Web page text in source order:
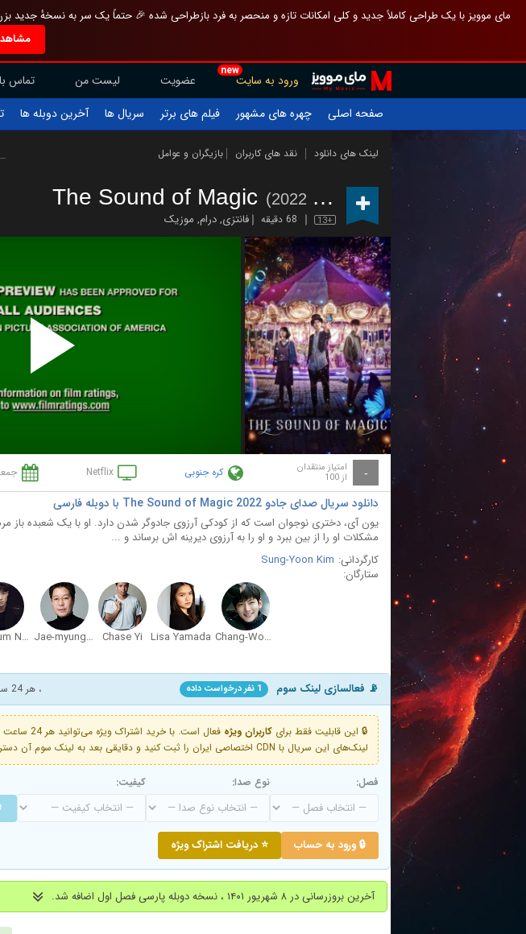
مای موویز با یک طراحی کاملاً جدید و کلی امکانات تازه و منحصر به فرد بازطراحی شده 🎉 حتماً یک سر به نسخهٔ
new
ورود به سایت عضویت لیست من
تماس
صفحه اصلی
چهره های مشهور فیلم های برتر سریال ها آخرین دوبله ها
لینک های دانلود نقد های کاربران بازیگران و عوامل
The Sound of Magic (2022 – )
13+ 68 دقیقه فانتزی,درام, موزیک
Play
Video
- امتیاز منتقدان
از 100 کره جنوبی Netflix
دانلود سریال صدای جادو The Sound of Magic 2022 با دوبله فارسی
یون آی، دختری نوجوان است که از کودکی آرزوی جادوگر شدن دارد. او با یک شعبده باز
مشکلات او را از بین ببرد و او را به آرزوی دیرینه اش برساند و ...
کارگردانی: Sung-Yoon Kim
ستارگان:
Chang-Wook Ji
Lisa Yamada
Chase Yi
Jae-myung Yoo
Da-Reum Nam
📡 فعالسازی لینک سوم 1 نفر درخواست داده ، هر 24 ساعت یک سریال برای یک کاربر ویژه
🔒 این قابلیت فقط برای کاربران ویژه
فعال است. با
لینک‌های این سریال با CDN اختصاصی ایران را ثبت کنید و دقایقی بعد به لینک سوم آن دسترسی خواهید داشت
فصل: نوع صدا: کیفیت:
🔒 ورود به حساب ⭐ دریافت اشتراک ویژه
آخرین بروزرسانی در ۸ شهریور ۱۴۰۱ ، نسخه دوبله پارسی فصل اول اضافه شد.